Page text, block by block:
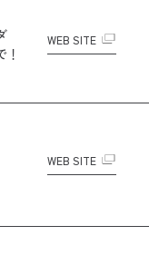
WEB SITE
WEB SITE